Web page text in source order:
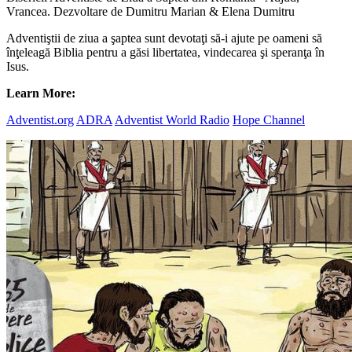
Vrancea. Dezvoltare de Dumitru Marian & Elena Dumitru
Adventiştii de ziua a şaptea sunt devotaţi să-i ajute pe oameni să
înţeleagă Biblia pentru a găsi libertatea, vindecarea şi speranţa în
Isus.
Learn More:
Adventist.org ADRA Adventist World Radio Hope Channel